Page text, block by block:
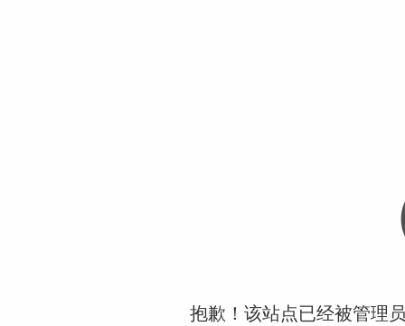
抱歉！该站点已经被管理